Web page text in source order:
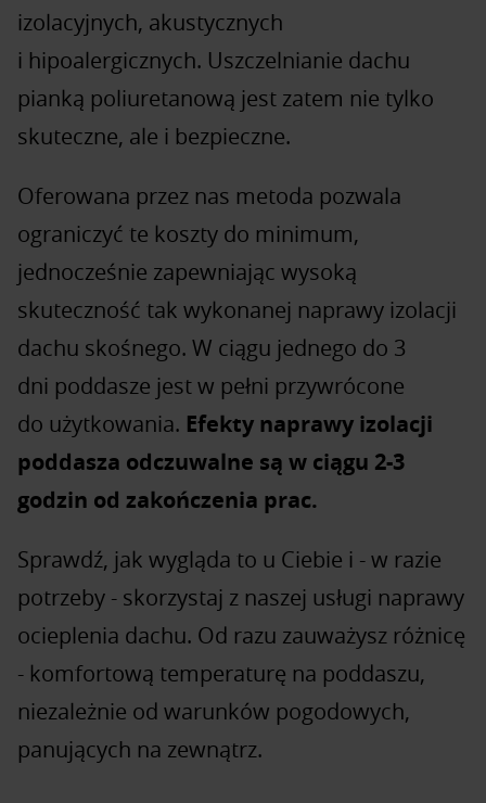
izolacyjnych, akustycznych
i hipoalergicznych. Uszczelnianie dachu
pianką poliuretanową jest zatem nie tylko
skuteczne, ale i bezpieczne.
Oferowana przez nas metoda pozwala
ograniczyć te koszty do minimum,
jednocześnie zapewniając wysoką
skuteczność tak wykonanej naprawy izolacji
dachu skośnego. W ciągu jednego do 3
dni poddasze jest w pełni przywrócone
do użytkowania. Efekty naprawy izolacji
poddasza odczuwalne są w ciągu 2-3
godzin od zakończenia prac.
Sprawdź, jak wygląda to u Ciebie i - w razie
potrzeby - skorzystaj z naszej usługi naprawy
ocieplenia dachu. Od razu zauważysz różnicę
- komfortową temperaturę na poddaszu,
niezależnie od warunków pogodowych,
panujących na zewnątrz.